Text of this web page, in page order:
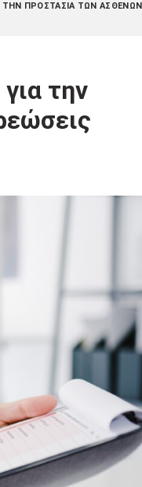
ΤΗΝ ΠΡΟΣΤΑΣΊΑ ΤΩΝ
την